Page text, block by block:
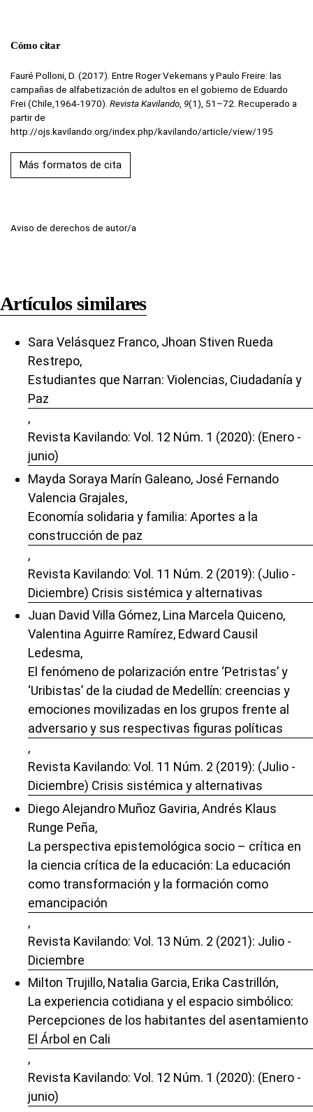
Cómo citar
Fauré Polloni, D. (2017). Entre Roger Vekemans y Paulo Freire: las
campañas de alfabetización de adultos en el gobierno de Eduardo
Frei (Chile,1964-1970). Revista Kavilando, 9(1), 51–72. Recuperado a
partir de
http://ojs.kavilando.org/index.php/kavilando/article/view/195
Más formatos de cita
Aviso de derechos de autor/a
Artículos similares
Sara Velásquez Franco, Jhoan Stiven Rueda
Restrepo,
Estudiantes que Narran: Violencias, Ciudadanía y
Paz
,
Revista Kavilando: Vol. 12 Núm. 1 (2020): (Enero -
junio)
Mayda Soraya Marín Galeano, José Fernando
Valencia Grajales,
Economía solidaria y familia: Aportes a la
construcción de paz
,
Revista Kavilando: Vol. 11 Núm. 2 (2019): (Julio -
Diciembre) Crisis sistémica y alternativas
Juan David Villa Gómez, Lina Marcela Quiceno,
Valentina Aguirre Ramírez, Edward Causil
Ledesma,
El fenómeno de polarización entre ‘Petristas’ y
‘Uribistas’ de la ciudad de Medellín: creencias y
emociones movilizadas en los grupos frente al
adversario y sus respectivas figuras políticas
,
Revista Kavilando: Vol. 11 Núm. 2 (2019): (Julio -
Diciembre) Crisis sistémica y alternativas
Diego Alejandro Muñoz Gaviria, Andrés Klaus
Runge Peña,
La perspectiva epistemológica socio – crítica en
la ciencia crítica de la educación: La educación
como transformación y la formación como
emancipación
,
Revista Kavilando: Vol. 13 Núm. 2 (2021): Julio -
Diciembre
Milton Trujillo, Natalia Garcia, Erika Castrillón,
La experiencia cotidiana y el espacio simbólico:
Percepciones de los habitantes del asentamiento
El Árbol en Cali
,
Revista Kavilando: Vol. 12 Núm. 1 (2020): (Enero -
junio)